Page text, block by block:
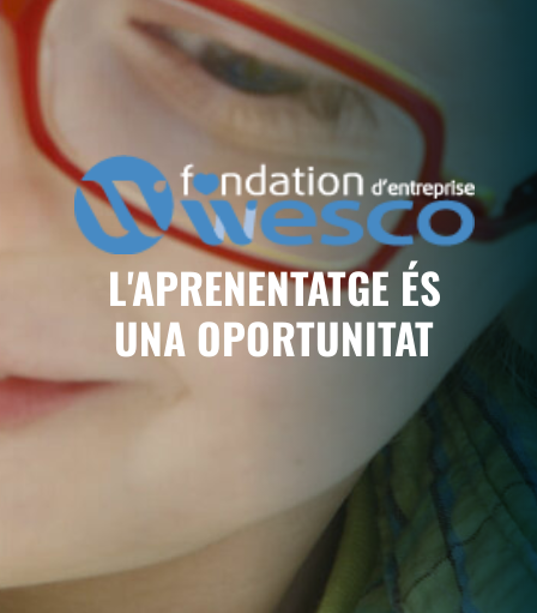
L'APRENENTATGE ÉS
UNA OPORTUNITAT